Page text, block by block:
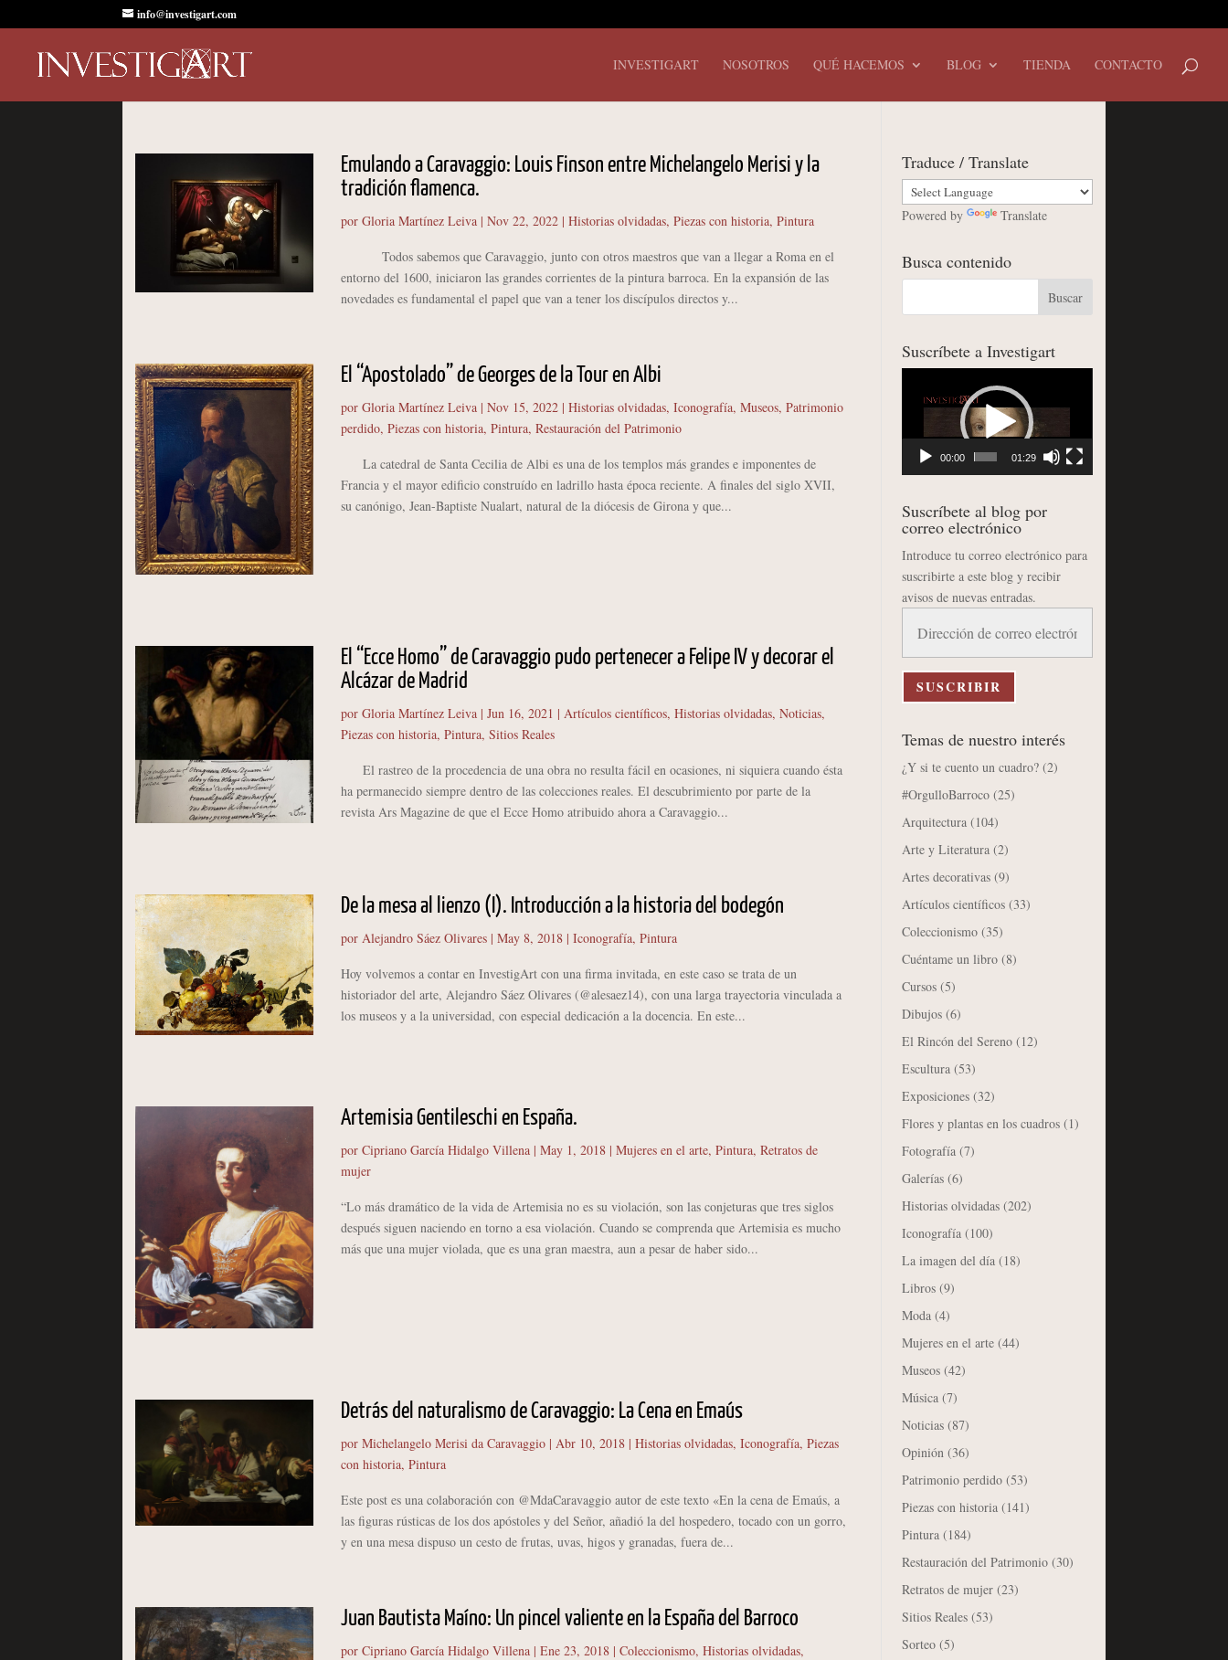
info@investigart.com
INVESTIGART NOSOTROS QUÉ HACEMOS BLOG TIENDA CONTACTO
Emulando a Caravaggio: Louis Finson entre Michelangelo Merisi y la
tradición flamenca.
por Gloria Martínez Leiva| Nov 22, 2022| Historias olvidadas, Piezas con historia, Pintura
Todos sabemos que Caravaggio, junto con otros maestros que van a llegar a Roma en el
entorno del 1600, iniciaron las grandes corrientes de la pintura barroca. En la expansión de las
novedades es fundamental el papel que van a tener los discípulos directos y...
El “Apostolado” de Georges de la Tour en Albi
por Gloria Martínez Leiva| Nov 15, 2022| Historias olvidadas, Iconografía, Museos, Patrimonio
perdido, Piezas con historia, Pintura, Restauración del Patrimonio
La catedral de Santa Cecilia de Albi es una de los templos más grandes e imponentes de
Francia y el mayor edificio construído en ladrillo hasta época reciente. A finales del siglo XVII,
su canónigo, Jean-Baptiste Nualart, natural de la diócesis de Girona y que...
El “Ecce Homo” de Caravaggio pudo pertenecer a Felipe IV y decorar el
Alcázar de Madrid
por Gloria Martínez Leiva| Jun 16, 2021 | Artículos científicos, Historias olvidadas, Noticias,
Piezas con historia, Pintura, Sitios Reales
El rastreo de la procedencia de una obra no resulta fácil en ocasiones, ni siquiera cuando ésta
ha permanecido siempre dentro de las colecciones reales. El descubrimiento por parte de la
revista Ars Magazine de que el Ecce Homo atribuido ahora a Caravaggio...
De la mesa al lienzo (I). Introducción a la historia del bodegón
por Alejandro Sáez Olivares| May 8, 2018| Iconografía, Pintura
Hoy volvemos a contar en InvestigArt con una firma invitada, en este caso se trata de un
historiador del arte, Alejandro Sáez Olivares (@alesaez14), con una larga trayectoria vinculada a
los museos y a la universidad, con especial dedicación a la docencia. En este...
Artemisia Gentileschi en España.
por Cipriano García Hidalgo Villena| May 1, 2018| Mujeres en el arte, Pintura, Retratos de
mujer
“Lo más dramático de la vida de Artemisia no es su violación, son las conjeturas que tres siglos
después siguen naciendo en torno a esa violación. Cuando se comprenda que Artemisia es mucho
más que una mujer violada, que es una gran maestra, aun a pesar de haber sido...
Detrás del naturalismo de Caravaggio: La Cena en Emaús
por Michelangelo Merisi da Caravaggio| Abr 10, 2018| Historias olvidadas, Iconografía, Piezas
con historia, Pintura
Este post es una colaboración con @MdaCaravaggio autor de este texto «En la cena de Emaús, a
las figuras rústicas de los dos apóstoles y del Señor, añadió la del hospedero, tocado con un gorro,
y en una mesa dispuso un cesto de frutas, uvas, higos y granadas, fuera de...
Juan Bautista Maíno: Un pincel valiente en la España del Barroco
por Cipriano García Hidalgo Villena| Ene 23, 2018| Coleccionismo, Historias olvidadas,
Traduce / Translate
Powered by Translate
Busca contenido
Suscríbete a Investigart
00:00 01:29
Suscríbete al blog por
correo electrónico
Introduce tu correo electrónico para
suscribirte a este blog y recibir
avisos de nuevas entradas.
correo
electrónico
SUSCRIBIR
Temas de nuestro interés
¿Y si te cuento un cuadro? (2)
#OrgulloBarroco (25)
Arquitectura (104)
Arte y Literatura (2)
Artes decorativas (9)
Artículos científicos (33)
Coleccionismo (35)
Cuéntame un libro (8)
Cursos (5)
Dibujos (6)
El Rincón del Sereno (12)
Escultura (53)
Exposiciones (32)
Flores y plantas en los cuadros (1)
Fotografía (7)
Galerías (6)
Historias olvidadas (202)
Iconografía (100)
La imagen del día (18)
Libros (9)
Moda (4)
Mujeres en el arte (44)
Museos (42)
Música (7)
Noticias (87)
Opinión (36)
Patrimonio perdido (53)
Piezas con historia (141)
Pintura (184)
Restauración del Patrimonio (30)
Retratos de mujer (23)
Sitios Reales (53)
Sorteo (5)